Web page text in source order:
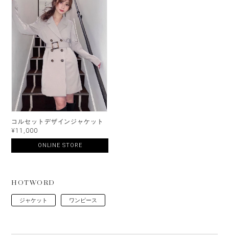
コルセットデザインジャケット
¥11,000
ONLINE STORE
HOTWORD
ジャケット ワンピース